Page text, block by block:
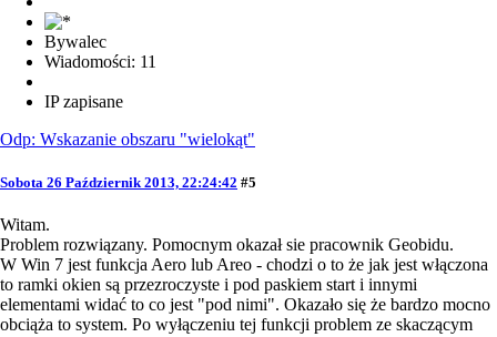
Bywalec
Wiadomości: 11
IP zapisane
Odp: Wskazanie obszaru "wielokąt"
Sobota 26 Październik 2013, 22:24:42 #5
Witam.
Problem rozwiązany. Pomocnym okazał sie pracownik Geobidu.
W Win 7 jest funkcja Aero lub Areo - chodzi o to że jak jest włączona
to ramki okien są przezroczyste i pod paskiem start i innymi
elementami widać to co jest "pod nimi". Okazało się że bardzo mocno
obciąża to system. Po wyłączeniu tej funkcji problem ze skaczącym